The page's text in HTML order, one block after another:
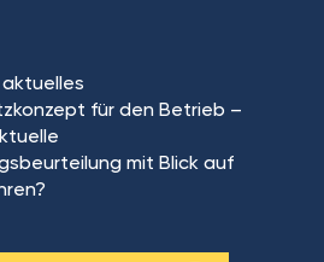
für den Betrieb –
mit Blick auf